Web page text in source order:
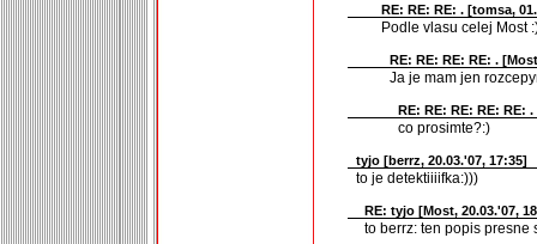
RE: RE: RE: . [tomsa,
Podle vlasu celej Most
RE: RE: RE: RE: . [Most
Ja je mam jen
RE: RE: RE: RE: RE: .
co prosimte?:)
tyjo [berrz, 20.03.'07, 17:35]
to je detektiiiifka:)))
RE: tyjo [Most, 20.03.'07,
to berrz: ten popis presne